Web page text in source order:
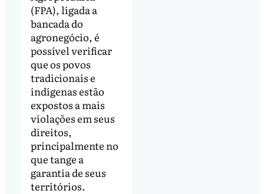
(FPA), ligada a
bancada do
agronegócio, é
possível verificar
que os povos
tradicionais e
indígenas estão
expostos a mais
violações em seus
direitos,
principalmente no
que tange a
garantia de seus
territórios.